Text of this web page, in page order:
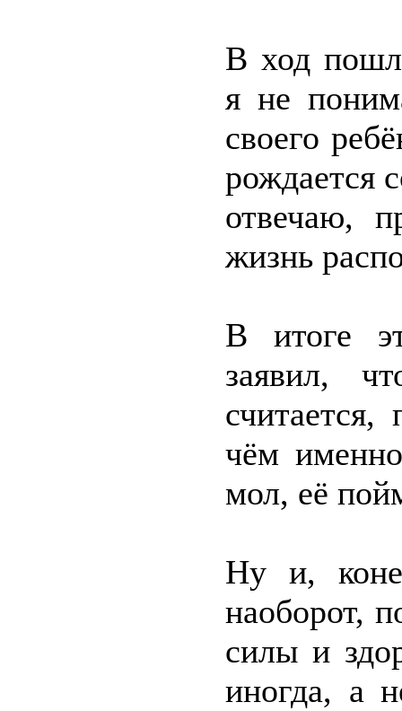
В ход
я не
своего
рождается
отвечаю,
жизнь
В итоге
заявил,
чём
мол, её
Ну и,
наоборот,
силы и
иногда, а